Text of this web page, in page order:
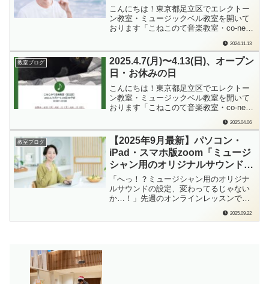
shooting day-3
こんにちは！東京都足立区でエレクトー
ン教室・ミュージックベル教室を開いて
おります「こねこのて音楽教室・co-neko
「えっ？えっ？ちょっと待って！それっ
て来年の曲の話なの！？」Yくん（20
代，エレクトーン出張レッスン）のクリ
スマス1曲チャレンジ，演奏動画の録画を
つ...
2024.11.13
教室ブログ
2025.4.7(月)〜4.13(日)、オープン
日・お休みの日
こんにちは！東京都足立区でエレクトー
ン教室・ミュージックベル教室を開いて
おります「こねこのて音楽教室・co-neko
毎週日曜日に、来週の教室オープン日、
おやすみの日をお知らせしております。
各ブログランキングに参加しています。
もしよろしかったら…ポチっと応援よろ
しく...
2025.04.06
教室ブログ
【2025年9月最新】パソコン・
iPad・スマホ版zoom「ミュージ
シャン用のオリジナルサウンド」
設定方法
「へっ！？ミュージシャン用のオリジナ
ルサウンドの設定、変わってるじゃない
か…！」先週のオンラインレッスンでは
何でもなかったのに、今日（2025年9月
22日）オンラインレッスンでzoomを開い
2025.09.22